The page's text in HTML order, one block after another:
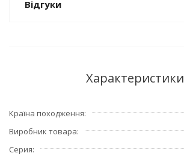
Відгуки
Характеристики
Країна походження
Виробник товара
Серия